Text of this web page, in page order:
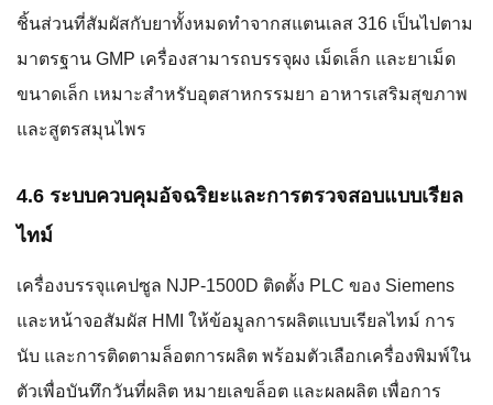
ชิ้นส่วนที่สัมผัสกับยาทั้งหมดทำจากสแตนเลส 316 เป็นไปตาม
มาตรฐาน GMP เครื่องสามารถบรรจุผง เม็ดเล็ก และยาเม็ด
ขนาดเล็ก เหมาะสำหรับอุตสาหกรรมยา อาหารเสริมสุขภาพ
และสูตรสมุนไพร
4.6 ระบบควบคุมอัจฉริยะและการตรวจสอบแบบเรียล
ไทม์
เครื่องบรรจุแคปซูล NJP-1500D ติดตั้ง PLC ของ Siemens
และหน้าจอสัมผัส HMI ให้ข้อมูลการผลิตแบบเรียลไทม์ การ
นับ และการติดตามล็อตการผลิต พร้อมตัวเลือกเครื่องพิมพ์ใน
ตัวเพื่อบันทึกวันที่ผลิต หมายเลขล็อต และผลผลิต เพื่อการ